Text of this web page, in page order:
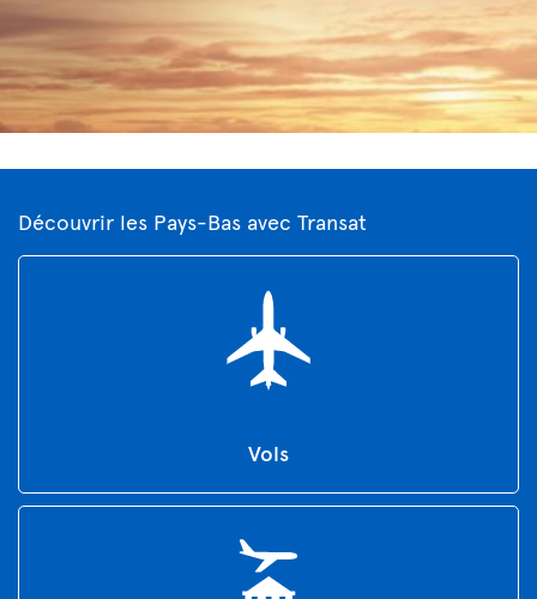
Découvrir les Pays-Bas avec Transat
Vols